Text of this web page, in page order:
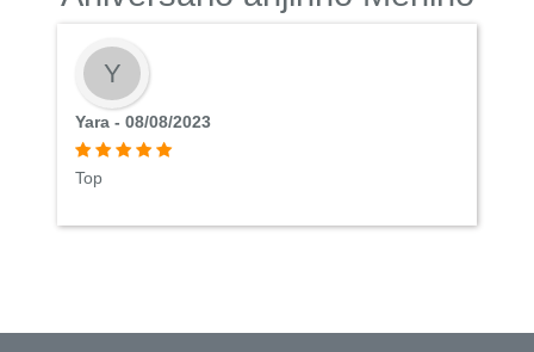
Y
Yara - 08/08/2023
Top